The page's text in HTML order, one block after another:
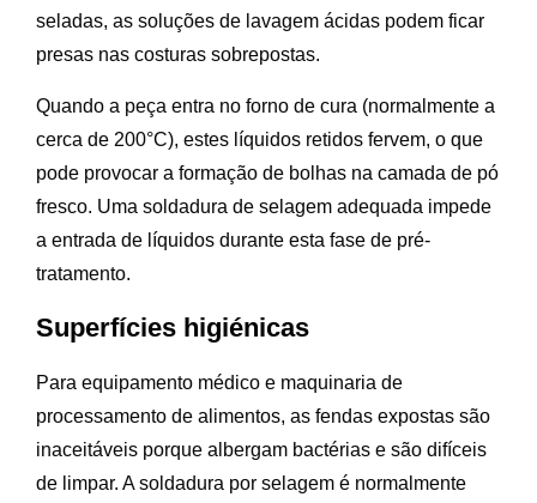
seladas, as soluções de lavagem ácidas podem ficar
presas nas costuras sobrepostas.
Quando a peça entra no forno de cura (normalmente a
cerca de 200°C), estes líquidos retidos fervem, o que
pode provocar a formação de bolhas na camada de pó
fresco. Uma soldadura de selagem adequada impede
a entrada de líquidos durante esta fase de pré-
tratamento.
Superfícies higiénicas
Para equipamento médico e maquinaria de
processamento de alimentos, as fendas expostas são
inaceitáveis porque albergam bactérias e são difíceis
de limpar. A soldadura por selagem é normalmente